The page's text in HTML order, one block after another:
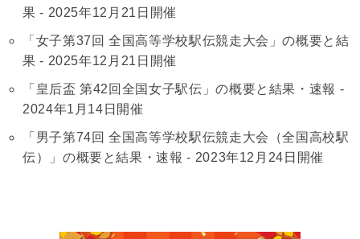
果 - 2025年12月21日開催
「女子第37回 全国高等学校駅伝競走大会」の概要と結
果 - 2025年12月21日開催
「皇后盃 第42回全国女子駅伝」の概要と結果・速報 -
2024年1月14日開催
「男子第74回 全国高等学校駅伝競走大会（全国高校駅
伝）」の概要と結果・速報 - 2023年12月24日開催